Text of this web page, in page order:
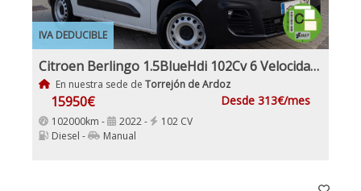
IVA DEDUCIBLE
Citroen Berlingo 1.5BlueHdi 102Cv 6 Velocidades Etiqueta C IVA y Garantía Incl Nacional Historial mantenimiento
En nuestra sede de Torrejón de Ardoz
15950€ Desde 313€/mes
102000km - 2022 -
102 CV
Diesel -
Manual